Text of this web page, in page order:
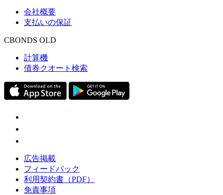
会社概要
支払いの保証
CBONDS OLD
計算機
債券クオート検索
広告掲載
フィードバック
利用契約書（PDF）
免責事項